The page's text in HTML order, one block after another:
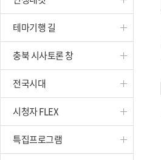
옥천
테마기행 길
충북 시사토론 창
전국시대
시청자 FLEX
특집프로그램